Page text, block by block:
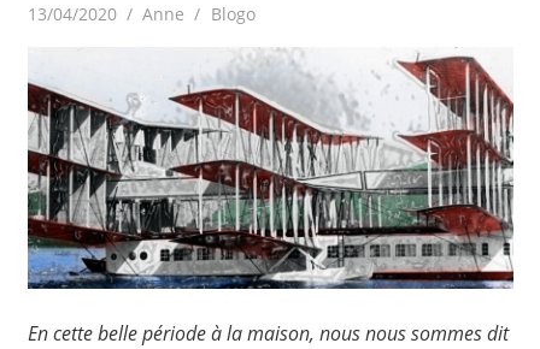
13/04/2020 Anne Blogo
En cette belle période à la maison, nous nous sommes dit